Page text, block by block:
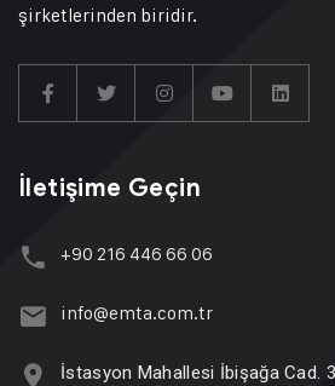
şirketlerinden biridir.
İletişime Geçin
+90 216 446 66 06
info@emta.com.tr
İstasyon Mahallesi İbişağa Cad.